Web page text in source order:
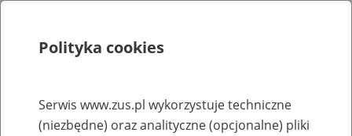
Rejestry, ewidencje i archiwa
Polityka cookies
Serwis www.zus.pl wykorzystuje techniczne
(niezbędne) oraz analityczne (opcjonalne) pliki